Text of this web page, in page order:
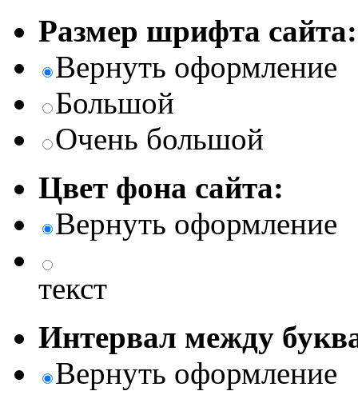
Размер шрифта сайта:
Вернуть оформление
Большой
Очень большой
Цвет фона сайта:
Вернуть оформление
текст
Интервал между
Вернуть оформление